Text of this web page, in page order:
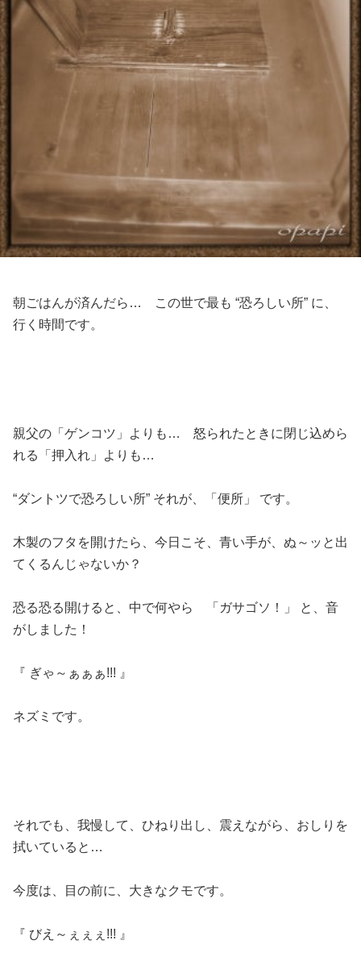
朝ごはんが済んだら… この世で最も “恐ろしい所” に、
行く時間です。
親父の「ゲンコツ」よりも… 怒られたときに閉じ込めら
れる「押入れ」よりも…
“ダントツで恐ろしい所” それが、「便所」 です。
木製のフタを開けたら、今日こそ、青い手が、ぬ～ッと出
てくるんじゃないか？
恐る恐る開けると、中で何やら 「ガサゴソ！」 と、音
がしました！
『 ぎゃ～ぁぁぁ!!! 』
ネズミです。
それでも、我慢して、ひねり出し、震えながら、おしりを
拭いていると…
今度は、目の前に、大きなクモです。
『 びえ～ぇぇぇ!!! 』